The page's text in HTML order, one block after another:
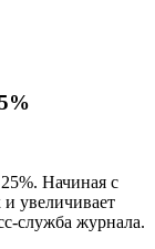
Начиная с
увеличивает
служба журнала.